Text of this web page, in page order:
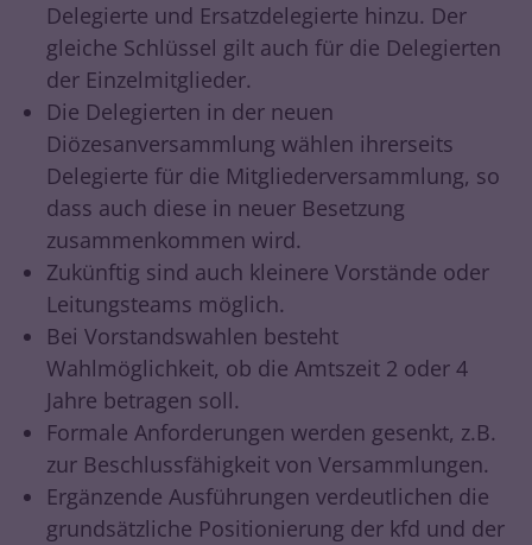
Delegierte und Ersatzdelegierte hinzu. Der
gleiche Schlüssel gilt auch für die Delegierten
der Einzelmitglieder.
Die Delegierten in der neuen
Diözesanversammlung wählen ihrerseits
Delegierte für die Mitgliederversammlung, so
dass auch diese in neuer Besetzung
zusammenkommen wird.
Zukünftig sind auch kleinere Vorstände oder
Leitungsteams möglich.
Bei Vorstandswahlen besteht
Wahlmöglichkeit, ob die Amtszeit 2 oder 4
Jahre betragen soll.
Formale Anforderungen werden gesenkt, z.B.
zur Beschlussfähigkeit von Versammlungen.
Ergänzende Ausführungen verdeutlichen die
grundsätzliche Positionierung der kfd und der